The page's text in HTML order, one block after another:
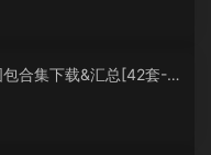
合集下载&汇总[42套-5